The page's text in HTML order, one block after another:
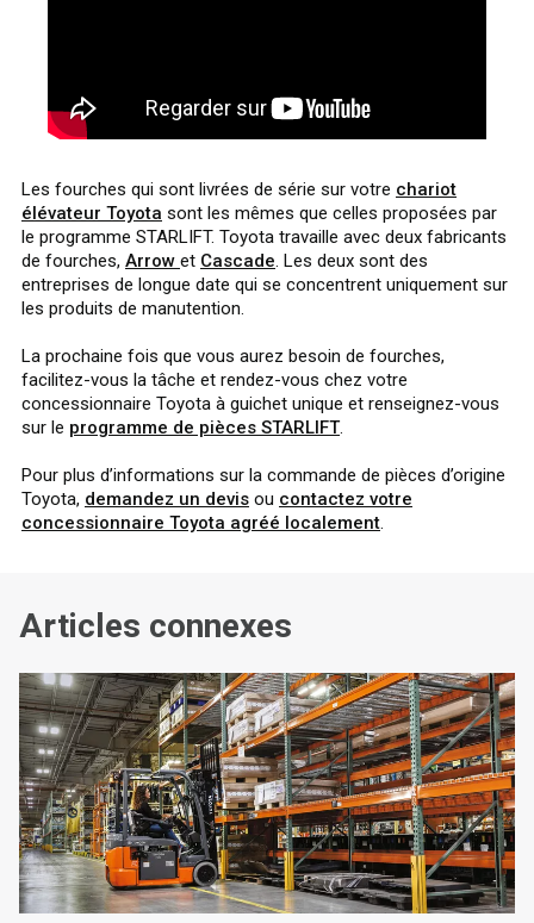
Les fourches qui sont livrées de série sur votre chariot
élévateur Toyota sont les mêmes que celles proposées par
le programme STARLIFT. Toyota travaille avec deux fabricants
de fourches, Arrow et Cascade. Les deux sont des
entreprises de longue date qui se concentrent uniquement sur
les produits de manutention.
La prochaine fois que vous aurez besoin de fourches,
facilitez-vous la tâche et rendez-vous chez votre
concessionnaire Toyota à guichet unique et renseignez-vous
sur le programme de pièces STARLIFT.
Pour plus d’informations sur la commande de pièces d’origine
Toyota, demandez un devis ou contactez votre
concessionnaire Toyota agréé localement.
Articles connexes